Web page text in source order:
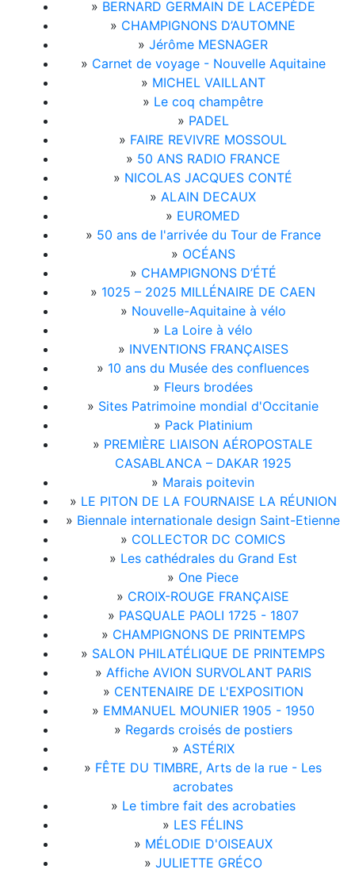
» BERNARD GERMAIN DE LACEPÈDE
» CHAMPIGNONS D’AUTOMNE
» Jérôme MESNAGER
» Carnet de voyage - Nouvelle Aquitaine
» MICHEL VAILLANT
» Le coq champêtre
» PADEL
» FAIRE REVIVRE MOSSOUL
» 50 ANS RADIO FRANCE
» NICOLAS JACQUES CONTÉ
» ALAIN DECAUX
» EUROMED
» 50 ans de l'arrivée du Tour de France
» OCÉANS
» CHAMPIGNONS D’ÉTÉ
» 1025 – 2025 MILLÉNAIRE DE CAEN
» Nouvelle-Aquitaine à vélo
» La Loire à vélo
» INVENTIONS FRANÇAISES
» 10 ans du Musée des confluences
» Fleurs brodées
» Sites Patrimoine mondial d'Occitanie
» Pack Platinium
» PREMIÈRE LIAISON AÉROPOSTALE
CASABLANCA – DAKAR 1925
» Marais poitevin
» LE PITON DE LA FOURNAISE LA RÉUNION
» Biennale internationale design Saint-Etienne
» COLLECTOR DC COMICS
» Les cathédrales du Grand Est
» One Piece
» CROIX-ROUGE FRANÇAISE
» PASQUALE PAOLI 1725 - 1807
» CHAMPIGNONS DE PRINTEMPS
» SALON PHILATÉLIQUE DE PRINTEMPS
» Affiche AVION SURVOLANT PARIS
» CENTENAIRE DE L'EXPOSITION
» EMMANUEL MOUNIER 1905 - 1950
» Regards croisés de postiers
» ASTÉRIX
» FÊTE DU TIMBRE, Arts de la rue - Les
acrobates
» Le timbre fait des acrobaties
» LES FÉLINS
» MÉLODIE D'OISEAUX
» JULIETTE GRÉCO